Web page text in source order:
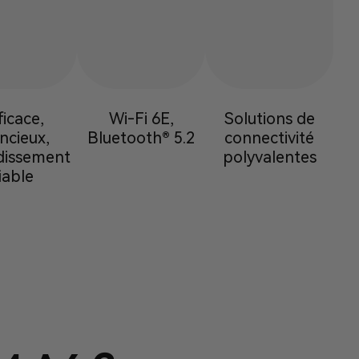
Wi-Fi 6E,
Bluetooth® 5.2
Solutions de
connectivité
polyvalentes